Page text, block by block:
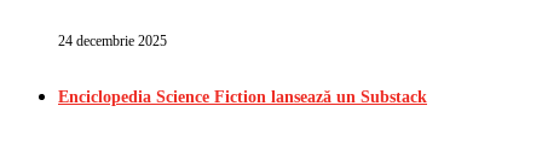
24 decembrie 2025
Enciclopedia Science Fiction lansează un Substack